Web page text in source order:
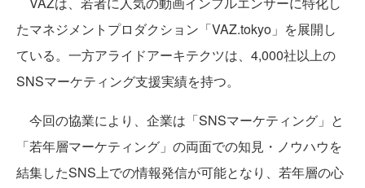
たマネジメントプロダクション「VAZ.tokyo」を展開し
ている。一方アライドアーキテクツは、4,000社以上の
SNSマーケティング支援実績を持つ。
今回の協業により、企業は「SNSマーケティング」と
「若年層マーケティング」の両面での知見・ノウハウを
結集したSNS上での情報発信が可能となり、若年層の心